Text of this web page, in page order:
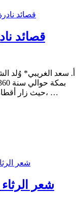
أ. سعد الغريبي* وُلد
حيث زار أقطارا إسلامية كثيرة يتكسب بمديح الأمراء، …
شعر الرثاء